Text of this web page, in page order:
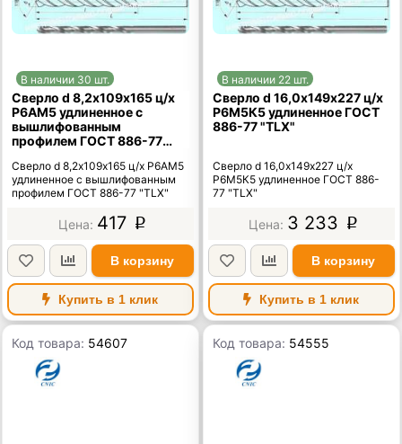
В наличии 30 шт.
Сверло d 8,2х109х165 ц/х
Р6АМ5 удлиненное с
вышлифованным
профилем ГОСТ 886-77
Сверло d 8,2х109х165 ц/х Р6АМ5
удлиненное с вышлифованным
профилем ГОСТ 886-77 "TLX"
417 p
В корзину
Купить в 1 клик
В наличии 22 шт.
Сверло d 16,0х149х227 ц/х
Р6М5К5 удлиненное ГОСТ
886-77 "TLX"
Сверло d 16,0х149х227 ц/х
Р6М5К5 удлиненное ГОСТ 886-
77 "TLX"
3 233 p
В корзину
Купить в 1 клик
Код товара: 54607 Код товара: 54555